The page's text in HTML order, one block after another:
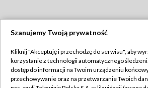
TVP
Abonament TVP
Regulamin TVP
Szanujemy Twoją prywatność
Kliknij "Akceptuję i przechodzę do serwisu", aby
korzystanie z technologii automatycznego
dostęp do informacji na Twoim urządzeniu
przechowywanie oraz na przetwarzanie Twoich